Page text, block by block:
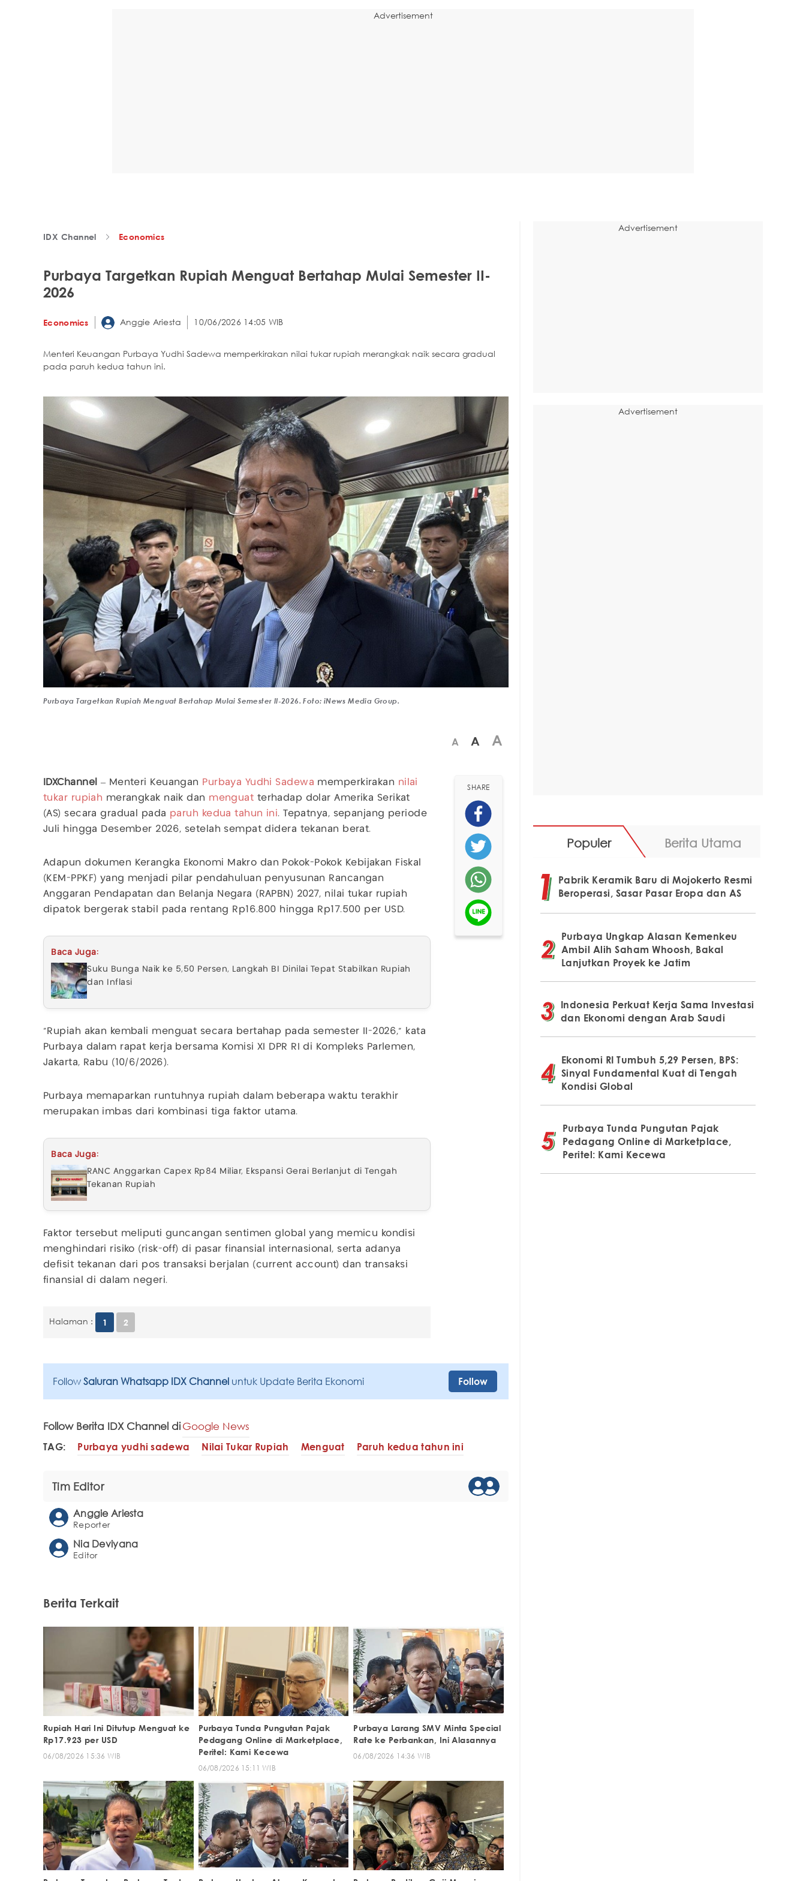
Advertisement
IDX Channel Economics
Purbaya Targetkan Rupiah Menguat Bertahap Mulai Semester II-
2026
Economics Anggie Ariesta 10/06/2026 14:05 WIB
Menteri Keuangan Purbaya Yudhi Sadewa memperkirakan nilai tukar rupiah merangkak naik secara gradual
pada paruh kedua tahun ini.
Purbaya Targetkan Rupiah Menguat Bertahap Mulai Semester II-2026. Foto: iNews Media Group.
A A A
IDXChannel – Menteri Keuangan Purbaya Yudhi Sadewa memperkirakan nilai
tukar rupiah merangkak naik dan menguat terhadap dolar Amerika Serikat
(AS) secara gradual pada paruh kedua tahun ini. Tepatnya, sepanjang periode
Juli hingga Desember 2026, setelah sempat didera tekanan berat.
Adapun dokumen Kerangka Ekonomi Makro dan Pokok-Pokok Kebijakan Fiskal
(KEM-PPKF) yang menjadi pilar pendahuluan penyusunan Rancangan
Anggaran Pendapatan dan Belanja Negara (RAPBN) 2027, nilai tukar rupiah
dipatok bergerak stabil pada rentang Rp16.800 hingga Rp17.500 per USD.
Baca Juga:
Suku Bunga Naik ke 5,50 Persen, Langkah BI Dinilai Tepat Stabilkan Rupiah
dan Inflasi
"Rupiah akan kembali menguat secara bertahap pada semester II-2026," kata
Purbaya dalam rapat kerja bersama Komisi XI DPR RI di Kompleks Parlemen,
Jakarta, Rabu (10/6/2026).
Purbaya memaparkan runtuhnya rupiah dalam beberapa waktu terakhir
merupakan imbas dari kombinasi tiga faktor utama.
Baca Juga:
RANC Anggarkan Capex Rp84 Miliar, Ekspansi Gerai Berlanjut di Tengah
Tekanan Rupiah
Faktor tersebut meliputi guncangan sentimen global yang memicu kondisi
menghindari risiko (risk-off) di pasar finansial internasional, serta adanya
defisit tekanan dari pos transaksi berjalan (current account) dan transaksi
finansial di dalam negeri.
Halaman : 1 2
SHARE
Follow Saluran Whatsapp IDX Channel untuk Update Berita Ekonomi Follow
Follow Berita IDX Channel diGoogle News
TAG: Purbaya yudhi sadewa Nilai Tukar Rupiah Menguat Paruh kedua tahun ini
Tim Editor
Anggie Ariesta
Reporter
Nia Deviyana
Editor
Berita Terkait
Rupiah Hari Ini Ditutup Menguat ke
Rp17.923 per USD
06/08/2026 15:36 WIB
Purbaya Tunda Pungutan Pajak
Pedagang Online di Marketplace,
Peritel: Kami Kecewa
06/08/2026 15:11 WIB
Purbaya Larang SMV Minta Special
Rate ke Perbankan, Ini Alasannya
06/08/2026 14:36 WIB
Advertisement
Advertisement
Populer Berita Utama
Pabrik Keramik Baru di Mojokerto Resmi
Beroperasi, Sasar Pasar Eropa dan AS
Purbaya Ungkap Alasan Kemenkeu
Ambil Alih Saham Whoosh, Bakal
Lanjutkan Proyek ke Jatim
Indonesia Perkuat Kerja Sama Investasi
dan Ekonomi dengan Arab Saudi
Ekonomi RI Tumbuh 5,29 Persen, BPS:
Sinyal Fundamental Kuat di Tengah
Kondisi Global
Purbaya Tunda Pungutan Pajak
Pedagang Online di Marketplace,
Peritel: Kami Kecewa